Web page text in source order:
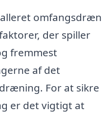
omfangsdræn
der spiller
fremmest
af det
For at sikre
er det vigtigt at